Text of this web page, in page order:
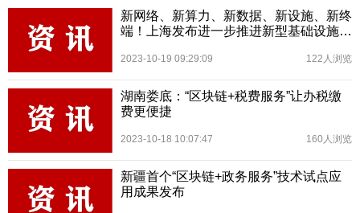
新网络、新算力、新数据、新设施、新终
端！上海发布进一步推进新型基础设施建
2023-10-19 09:29:09 122人浏览
湖南娄底：“区块链+税费服务”让办税缴
费更便捷
2023-10-18 10:07:47 160人浏览
新疆首个“区块链+政务服务”技术试点应
用成果发布